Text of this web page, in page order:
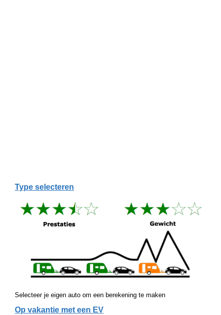
Type selecteren
Selecteer je eigen auto om een berekening te maken
Op vakantie met een EV